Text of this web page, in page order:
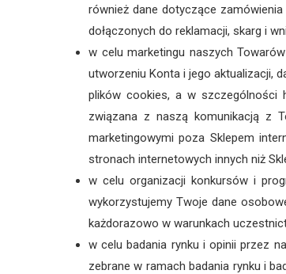
również dane dotyczące
dołączonych do reklamacji, skarg i
w celu marketingu naszych
utworzeniu Konta i jego aktualizacji,
plików cookies, a w szczególności
związana z naszą komunikacją z
marketingowymi poza Sklepem
stronach internetowych innych niż
w celu organizacji konkursów i
wykorzystujemy Twoje dane
każdorazowo w warunkach
w celu badania rynku i opinii przez
zebrane w ramach badania rynku i